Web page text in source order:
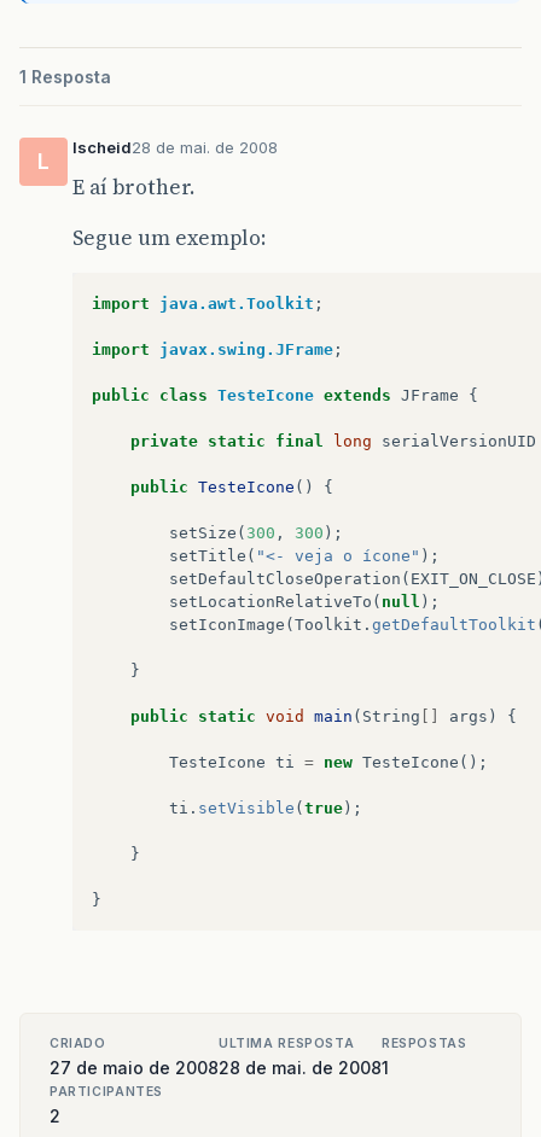
1 Resposta
L
lscheid28 de mai. de 2008
E aí brother.
Segue um exemplo:
import java.awt.Toolkit ;
import javax.swing.JFrame ;
public class TesteIcone extends JFrame {
private static final long serialVersionUID
public TesteIcone () {
setSize ( 300 , 300 );
setTitle ( "<- veja o ícone" );
setDefaultCloseOperation ( EXIT_ON_CLOSE
setLocationRelativeTo ( null );
setIconImage ( Toolkit . getDefaultToolkit
}
public static void main ( String args ) {
TesteIcone ti = new TesteIcone ();
ti . setVisible ( true );
}
}
CRIADO
27 de maio de 2008
ULTIMA RESPOSTA
28 de mai. de 2008
RESPOSTAS
1
PARTICIPANTES
2